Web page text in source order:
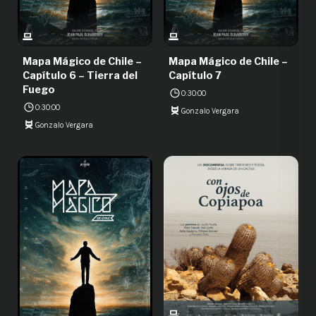
Mapa Mágico de Chile –
Capítulo 6 – Tierra del
Fuego
0:30:00
Gonzalo Vergara
Mapa Mágico de Chile –
Capítulo 7
0:30:00
Gonzalo Vergara